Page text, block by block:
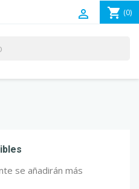
shopping_cart (0)

se añadirán más